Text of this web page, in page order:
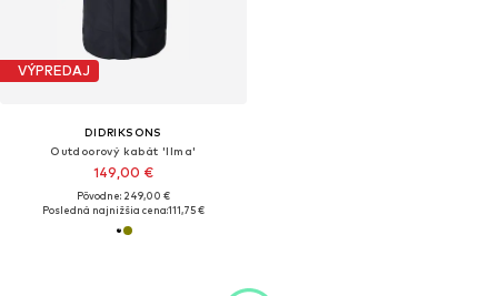
VÝPREDAJ
DIDRIKSONS
Outdoorový kabát 'Ilma'
149,00 €
Pôvodne: 249,00 €
Posledná najnižšia cena:111,75 €